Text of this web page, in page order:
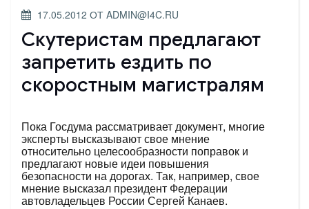
ОПУБЛИКОВАНО
17.05.2012 ОТ ADMIN@I4C.RU
Cкутеристам предлагают
запретить ездить по
скоростным магистралям
Пока Госдума рассматривает документ, многие
эксперты высказывают свое мнение
относительно целесообразности поправок и
предлагают новые идеи повышения
безопасности на дорогах. Так, например, свое
мнение высказал президент Федерации
автовладельцев России Сергей Канаев.